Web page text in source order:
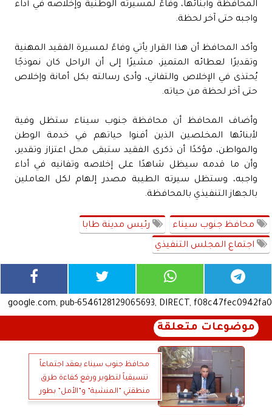
المحافظة وأبنائها، وفاءً لمسيرته الوطنية وإخلاصه في أداء
واجبه حتى آخر لحظة.
وأكد المحافظ أن هذا القرار يأتي وفاءً لمسيرة الفقيد المهنية
وتقديرًا لعطائه المتميز، مشيرًا إلى أن الراحل كان نموذجًا
يُحتذى في الإخلاص والتفاني، وأدى رسالته بكل أمانة وإخلاص
حتى آخر لحظة من حياته.
وأضاف المحافظ أن محافظة جنوب سيناء ستظل وفية
لأبنائها المخلصين الذين أفنوا حياتهم في خدمة الوطن
والمواطن، مؤكدًا أن ذكرى الفقيد ستبقى محل اعتزاز وتقدير،
وأن ما قدمه سيظل شاهدًا على إخلاصه وتفانيه في أداء
واجبه، وستظل سيرته الطيبة مصدر إلهام لكل العاملين
بالجهاز التنفيذي بالمحافظة.
محافظ جنوب سيناء رئيس مدينة طابا
اجتماع المجلس التنفيذي
google.com, pub-6546128129065693, DIRECT, f08c47fec0942fa0
موضوعات متعلقة
محافظ جنوب سيناء يعقد اجتماعاً
تنسيقياً لتطوير ورفع كفاءة طرق
منطقتي ”المنشية” و”الأمل” بطور